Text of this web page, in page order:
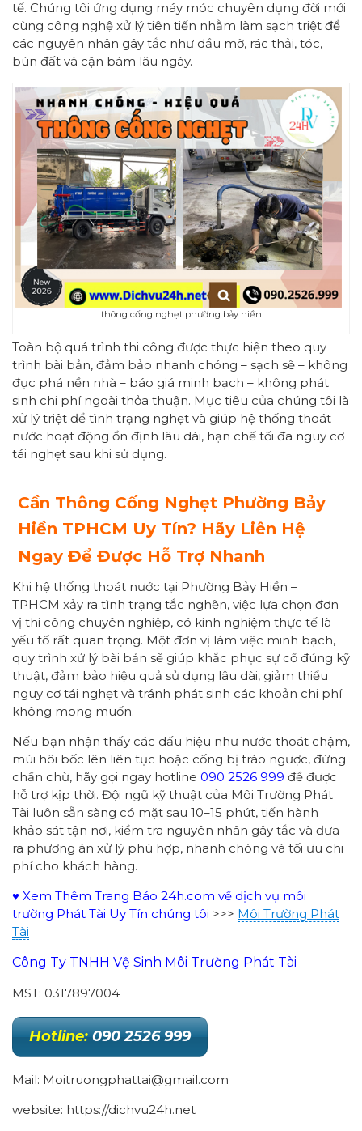
tế. Chúng tôi ứng dụng máy móc chuyên dụng đời mới
cùng công nghệ xử lý tiên tiến nhằm làm sạch triệt để
các nguyên nhân gây tắc như dầu mỡ, rác thải, tóc,
bùn đất và cặn bám lâu ngày.
thông cống nghẹt phường bảy hiền
Toàn bộ quá trình thi công được thực hiện theo quy
trình bài bản, đảm bảo nhanh chóng – sạch sẽ – không
đục phá nền nhà – báo giá minh bạch – không phát
sinh chi phí ngoài thỏa thuận. Mục tiêu của chúng tôi là
xử lý triệt để tình trạng nghẹt và giúp hệ thống thoát
nước hoạt động ổn định lâu dài, hạn chế tối đa nguy cơ
tái nghẹt sau khi sử dụng.
Cần Thông Cống Nghẹt Phường Bảy
Hiền TPHCM Uy Tín? Hãy Liên Hệ
Ngay Để Được Hỗ Trợ Nhanh
Khi hệ thống thoát nước tại Phường Bảy Hiền –
TPHCM xảy ra tình trạng tắc nghẽn, việc lựa chọn đơn
vị thi công chuyên nghiệp, có kinh nghiệm thực tế là
yếu tố rất quan trọng. Một đơn vị làm việc minh bạch,
quy trình xử lý bài bản sẽ giúp khắc phục sự cố đúng kỹ
thuật, đảm bảo hiệu quả sử dụng lâu dài, giảm thiểu
nguy cơ tái nghẹt và tránh phát sinh các khoản chi phí
không mong muốn.
Nếu bạn nhận thấy các dấu hiệu như nước thoát chậm,
mùi hôi bốc lên liên tục hoặc cống bị trào ngược, đừng
chần chừ, hãy gọi ngay hotline 090 2526 999 để được
hỗ trợ kịp thời. Đội ngũ kỹ thuật của Môi Trường Phát
Tài luôn sẵn sàng có mặt sau 10–15 phút, tiến hành
khảo sát tận nơi, kiểm tra nguyên nhân gây tắc và đưa
ra phương án xử lý phù hợp, nhanh chóng và tối ưu chi
phí cho khách hàng.
♥ Xem Thêm Trang Báo 24h.com về dịch vụ môi
trường Phát Tài Uy Tín chúng tôi >>> Môi Trường Phát
Tài
Công Ty TNHH Vệ Sinh Môi Trường Phát Tài
MST: 0317897004
Hotline: 090 2526 999
Mail: Moitruongphattai@gmail.com
website: https://dichvu24h.net